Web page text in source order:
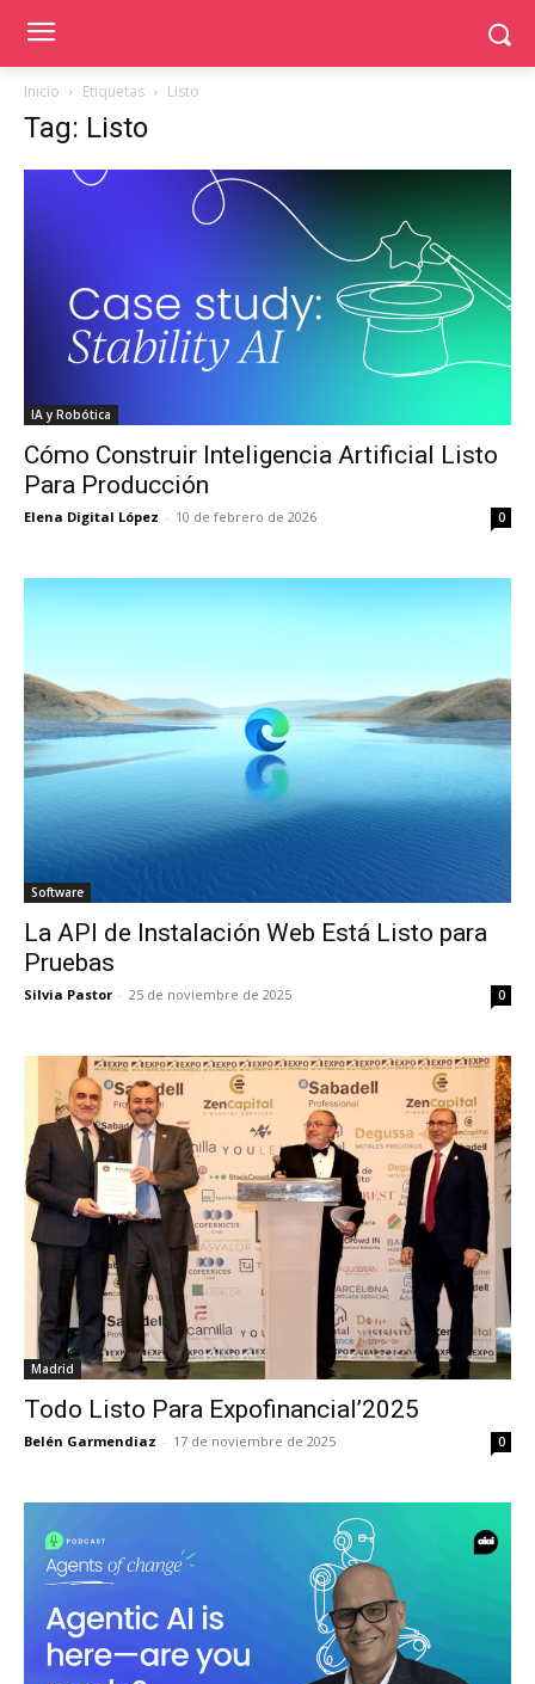
Inicio Etiquetas Listo
Tag: Listo
IA y Robótica
Cómo Construir Inteligencia Artificial Listo
Para Producción
Elena Digital López - 10 de febrero de 2026 0
Software
La API de Instalación Web Está Listo para
Pruebas
Silvia Pastor - 25 de noviembre de 2025 0
Madrid
Todo Listo Para Expofinancial’2025
Belén Garmendiaz - 17 de noviembre de 2025 0